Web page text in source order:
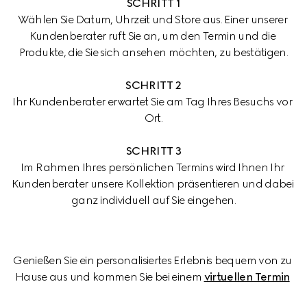
SCHRITT 1
Wählen Sie Datum, Uhrzeit und Store aus. Einer unserer
Kundenberater ruft Sie an, um den Termin und die
Produkte, die Sie sich ansehen möchten, zu bestätigen.
SCHRITT 2
Ihr Kundenberater erwartet Sie am Tag Ihres Besuchs vor
Ort.
SCHRITT 3
Im Rahmen Ihres persönlichen Termins wird Ihnen Ihr
Kundenberater unsere Kollektion präsentieren und dabei
ganz individuell auf Sie eingehen.
Genießen Sie ein personalisiertes Erlebnis bequem von zu
Hause aus und kommen Sie bei einem virtuellen Termin